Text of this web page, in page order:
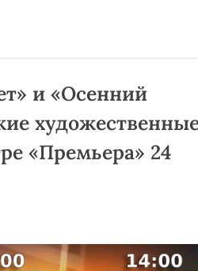
и «Осенний
«Премьера» 24